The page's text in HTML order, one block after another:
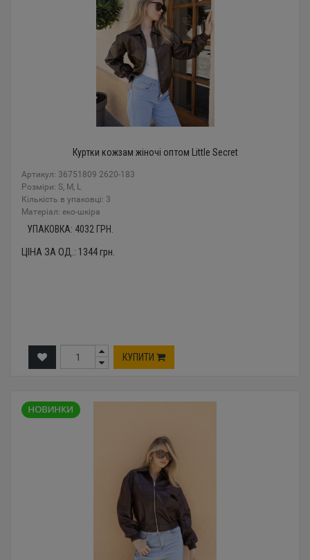
Куртки кожзам жіночі оптом Little Secret
Артикул: 36751809 2620-183
Розміри: S, M, L
Кількість в упаковці: 3
Mатеріал: еко-шкіра
УПАКОВКА: 4032 ГРН.
ЦІНА ЗА ОД.: 1344грн.
КУПИТИ